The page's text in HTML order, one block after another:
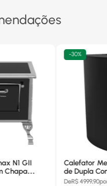
N1 GII
Chapa
Saída
-30%
Calefator
de Dupla
880GF
DeR$ 4999,90